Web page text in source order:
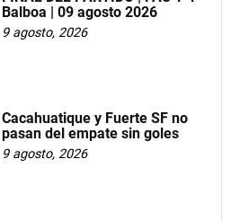
Balboa | 09 agosto 2026
9 agosto, 2026
Cacahuatique y Fuerte SF no
pasan del empate sin goles
9 agosto, 2026